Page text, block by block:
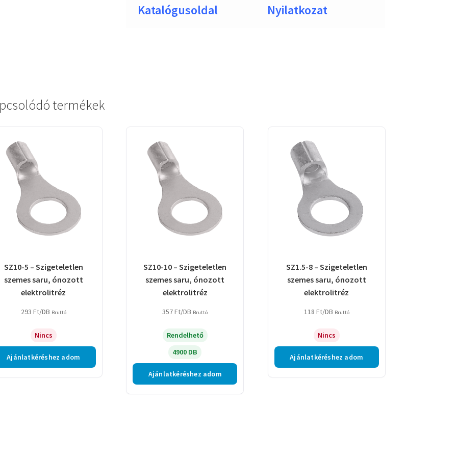
Katalógusoldal Nyilatkozat
termékek
SZ10-5 – Szigeteletlen
szemes saru, ónozott
elektrolitréz
293 Ft/DB Bruttó
Nincs
Ajánlatkéréshez adom
SZ10-10 – Szigeteletlen
szemes saru, ónozott
elektrolitréz
357Ft/DB Bruttó
Rendelhető
4900 DB
Ajánlatkéréshez adom
SZ1.5-8 – Szigeteletlen
szemes saru, ónozott
elektrolitréz
118 Ft/DB Bruttó
Nincs
Ajánlatkéréshez adom